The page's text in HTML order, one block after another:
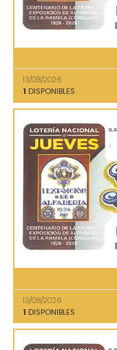
13/08/2026
1 DISPONIBLES
13/08/2026
1 DISPONIBLES